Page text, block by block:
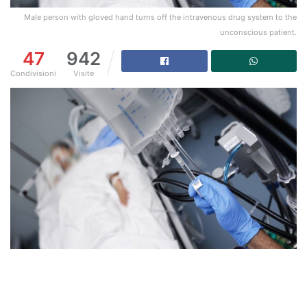
Male person with gloved hand turns off the intravenous drug system to the
unconscious patient.
47
Condivisioni
942
Visite